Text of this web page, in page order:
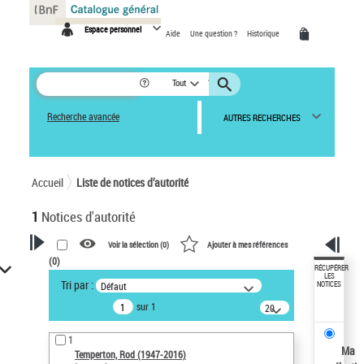
Espace personnel Aide Une question ? Historique
Tout
Recherche avancée AUTRES RECHERCHES
Accueil Liste de notices d’autorité
1 Notices d'autorité
VOTRE RECHERCHE
Recherche avancée dans les
notices d’autorité
Œuvres liées à l'auteur :
Temperton, Rod (1947-2016)
Voir la sélection (0) Ajouter à mes références
(0)
Tri par : Défaut
sur 1
20
résultats/page
1
Temperton, Rod (1947-2016)
RÉCUPÉRER
LES
NOTICES
Ma
Panneau de gestion des cookies